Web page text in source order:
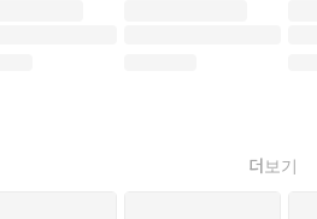
더보기